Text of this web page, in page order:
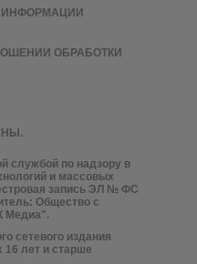
службой по надзору в
и массовых
запись ЭЛ № ФС
Общество с
Медиа".
сетевого издания
16 лет и старше
ОБРАБОТКИ